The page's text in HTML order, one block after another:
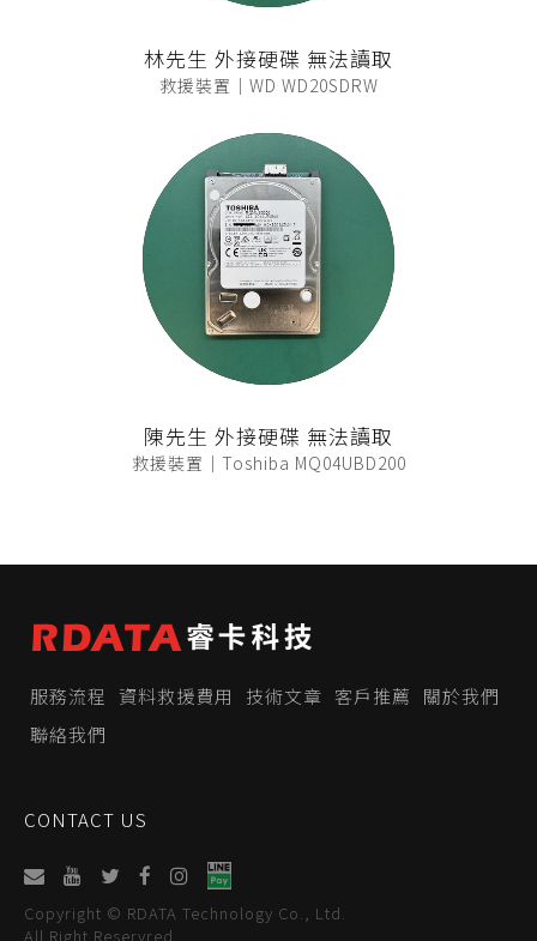
林先生 外接硬碟 無法讀取
救援裝置｜WD WD20SDRW
陳先生 外接硬碟 無法讀取
救援裝置｜Toshiba MQ04UBD200
服務流程 資料救援費用 技術文章 客戶推薦
關於我們
聯絡我們
CONTACT US
Copyright © RDATA Technology Co., Ltd.
All Right Reservred.